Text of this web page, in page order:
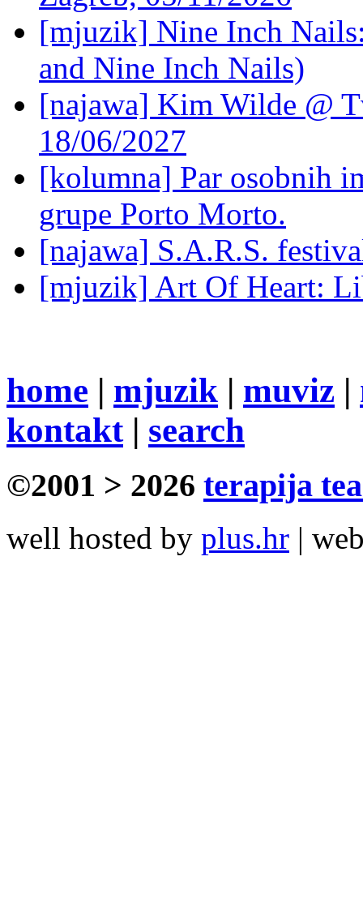
[mjuzik] Nine Inch
and Nine Inch Nails)
[najawa] Kim Wilde @
18/06/2027
[kolumna] Par osobnih
grupe Porto Morto.
[najawa] S.A.R.S.
[mjuzik] Art Of Heart:
home | mjuzik | muviz |
kontakt| search
©2001 > 2026 terapija
well hosted by plus.hr |